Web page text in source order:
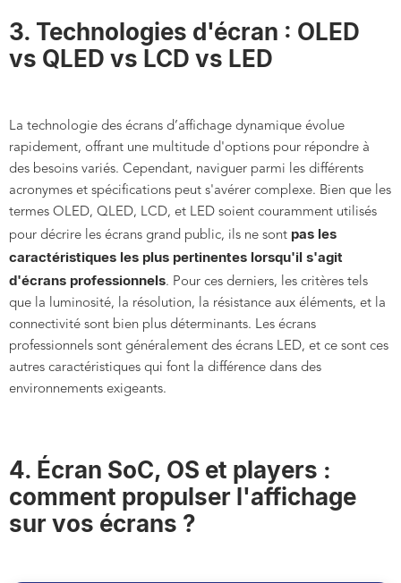
3. Technologies d'écran : OLED
vs QLED vs LCD vs LED
La technologie des écrans d’affichage dynamique évolue
rapidement, offrant une multitude d'options pour répondre à
des besoins variés. Cependant, naviguer parmi les différents
acronymes et spécifications peut s'avérer complexe. Bien que les
termes OLED, QLED, LCD, et LED soient couramment utilisés
pour décrire les écrans grand public, ils ne sont pas les
caractéristiques les plus pertinentes lorsqu'il s'agit
d'écrans professionnels. Pour ces derniers, les critères tels
que la luminosité, la résolution, la résistance aux éléments, et la
connectivité sont bien plus déterminants. Les écrans
professionnels sont généralement des écrans LED, et ce sont ces
autres caractéristiques qui font la différence dans des
environnements exigeants.
4. Écran SoC, OS et players :
comment propulser l'affichage
sur vos écrans ?